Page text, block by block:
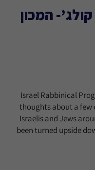
קולג’- המכון
Israel Rabbinical
thoughts about a
Israelis and Jews
been turned upside